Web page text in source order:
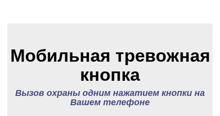
Мобильная тревожная
кнопка
Вызов охраны одним нажатием кнопки на
Вашем телефоне